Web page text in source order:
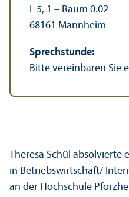
L 5, 1 – Raum 0.02
68161 Mannheim
Sprechstunde:
Bitte vereinbaren Sie
Theresa Schül absolvierte
in Betriebs­wirtschaft/
an der Hochschule